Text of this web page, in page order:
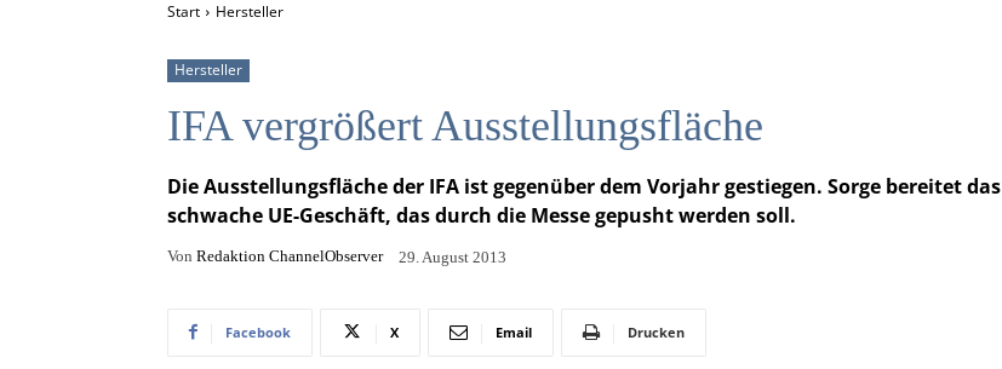
Start Hersteller
Hersteller
IFA vergrößert Ausstellungsfläche
Die Ausstellungsfläche der IFA ist gegenüber dem Vorjahr gestiegen. Sorge bereitet das
schwache UE-Geschäft, das durch die Messe gepusht werden soll.
Von Redaktion ChannelObserver 29. August 2013
Facebook X Email Drucken